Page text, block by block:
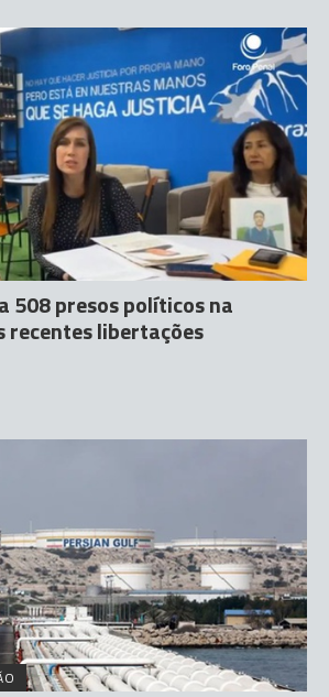
508 presos políticos na
recentes libertações